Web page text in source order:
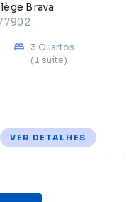
Brava
3 Quartos
(1 suíte)
VER DETALHES